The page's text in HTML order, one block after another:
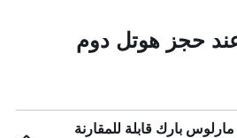
عند حجز هوتل دوم
بارك قابلة للمقارنة